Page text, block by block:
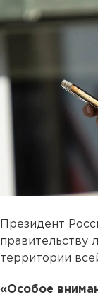
Президент
правительству
территории
«Особое